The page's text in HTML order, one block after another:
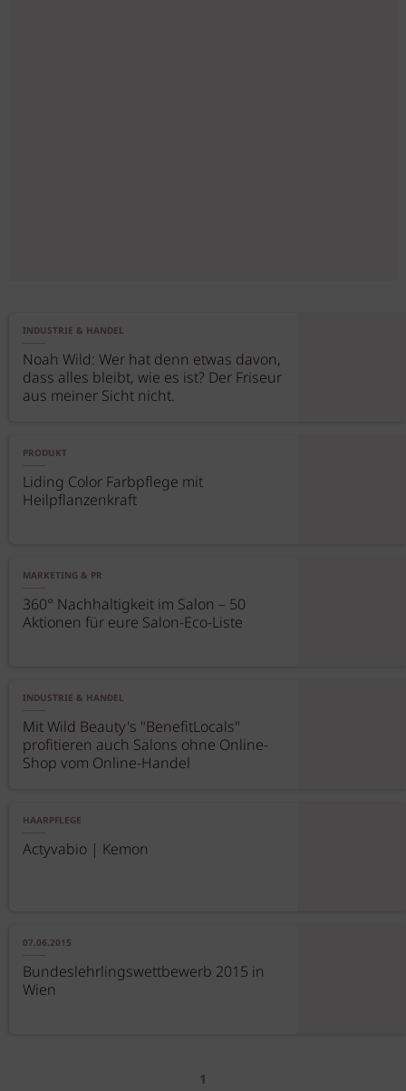
INDUSTRIE & HANDEL
Noah Wild: Wer hat denn etwas davon,
dass alles bleibt, wie es ist? Der Friseur
aus meiner Sicht nicht.
PRODUKT
Liding Color Farbpflege mit
Heilpflanzenkraft
MARKETING & PR
360° Nachhaltigkeit im Salon – 50
Aktionen für eure Salon-Eco-Liste
INDUSTRIE & HANDEL
Mit Wild Beauty's "BenefitLocals"
profitieren auch Salons ohne Online-
Shop vom Online-Handel
HAARPFLEGE
Actyvabio | Kemon
07.06.2015
Bundeslehrlingswettbewerb 2015 in
Wien
1